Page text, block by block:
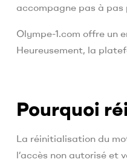
accompagne pas à pas
Olympe-1.com offre un
Heureusement, la
Pourquoi
La réinitialisation du
l’accès non autorisé et